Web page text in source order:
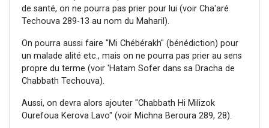
de santé, on ne pourra pas prier pour lui (voir Cha'aré
Techouva 289-13 au nom du Maharil).
On pourra aussi faire "Mi Chébérakh" (bénédiction) pour
un malade alité etc., mais on ne pourra pas prier au sens
propre du terme (voir 'Hatam Sofer dans sa Dracha de
Chabbath Techouva).
Aussi, on devra alors ajouter "Chabbath Hi Milizok
Ourefoua Kerova Lavo" (voir Michna Beroura 289, 28).